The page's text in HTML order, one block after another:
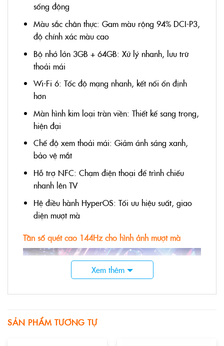
sống động
Màu sắc chân thực: Gam màu rộng 94% DCI-P3,
độ chính xác màu cao
Bộ nhớ lớn 3GB + 64GB: Xử lý nhanh, lưu trữ
thoải mái
Wi-Fi 6: Tốc độ mạng nhanh, kết nối ổn định
hơn
Màn hình kim loại tràn viền: Thiết kế sang trọng,
hiện đại
Chế độ xem thoải mái: Giảm ánh sáng xanh,
bảo vệ mắt
Hỗ trợ NFC: Chạm điện thoại để trình chiếu
nhanh lên TV
Hệ điều hành HyperOS: Tối ưu hiệu suất, giao
diện mượt mà
Tần số quét cao 144Hz cho hình ảnh mượt mà
Xem thêm
SẢN PHẨM TƯƠNG TỰ